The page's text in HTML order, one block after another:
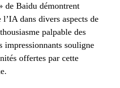
de Baidu démontrent
dans divers aspects de
palpable des
impressionnants souligne
offertes par cette